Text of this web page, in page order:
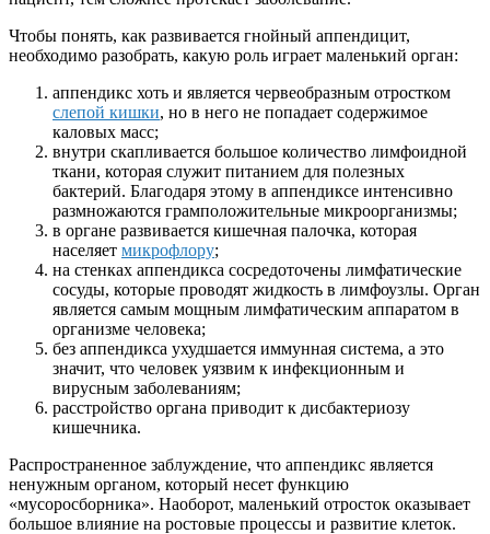
Чтобы понять, как развивается гнойный аппендицит,
необходимо разобрать, какую роль играет маленький орган:
аппендикс хоть и является червеобразным отростком
слепой кишки, но в него не попадает содержимое
каловых масс;
внутри скапливается большое количество лимфоидной
ткани, которая служит питанием для полезных
бактерий. Благодаря этому в аппендиксе интенсивно
размножаются грамположительные микроорганизмы;
в органе развивается кишечная палочка, которая
населяет микрофлору;
на стенках аппендикса сосредоточены лимфатические
сосуды, которые проводят жидкость в лимфоузлы. Орган
является самым мощным лимфатическим аппаратом в
организме человека;
без аппендикса ухудшается иммунная система, а это
значит, что человек уязвим к инфекционным и
вирусным заболеваниям;
расстройство органа приводит к дисбактериозу
кишечника.
Распространенное заблуждение, что аппендикс является
ненужным органом, который несет функцию
«мусоросборника». Наоборот, маленький отросток оказывает
большое влияние на ростовые процессы и развитие клеток.